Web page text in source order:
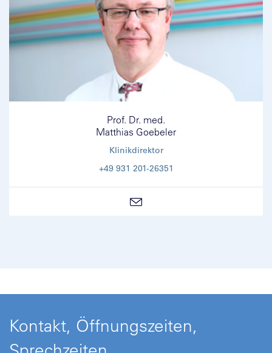
Prof. Dr. med.
Matthias Goebeler
Klinikdirektor
+49 931 201-26351
Kontakt, Öffnungszeiten,